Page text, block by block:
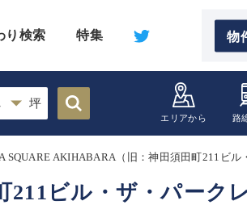
物
り検索 特集
エリアから 路
SQUARE AKIHABARA（旧：神田須田町211ビル
ビル・ザ・パーク